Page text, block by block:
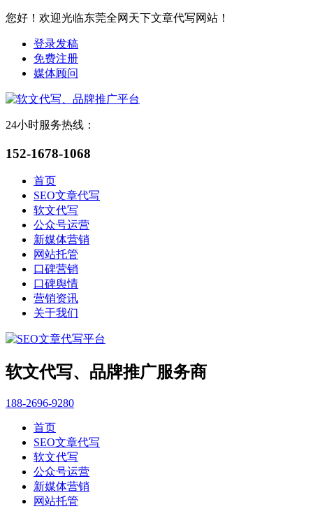
您好！欢迎光临东莞全网天下文章代写网站！
登录发稿
免费注册
媒体顾问
24小时服务热线：
152-1678-1068
首页
SEO文章代写
软文代写
公众号运营
新媒体营销
网站托管
口碑营销
口碑舆情
营销资讯
关于我们
软文代写、品牌推广服务商
188-2696-9280
首页
SEO文章代写
软文代写
公众号运营
新媒体营销
网站托管